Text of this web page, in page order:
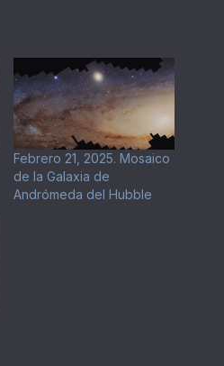
Febrero 21, 2025. Mosaico
de la Galaxia de
Andrómeda del Hubble